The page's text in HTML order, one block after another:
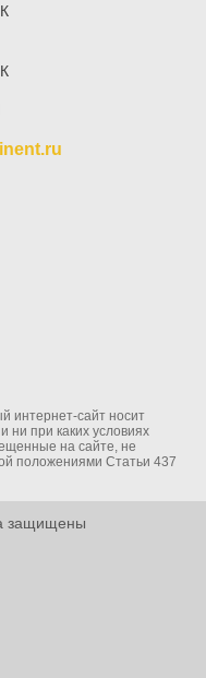
интернет-сайт носит
ни при каких условиях
на сайте, не
положениями Статьи 437
защищены